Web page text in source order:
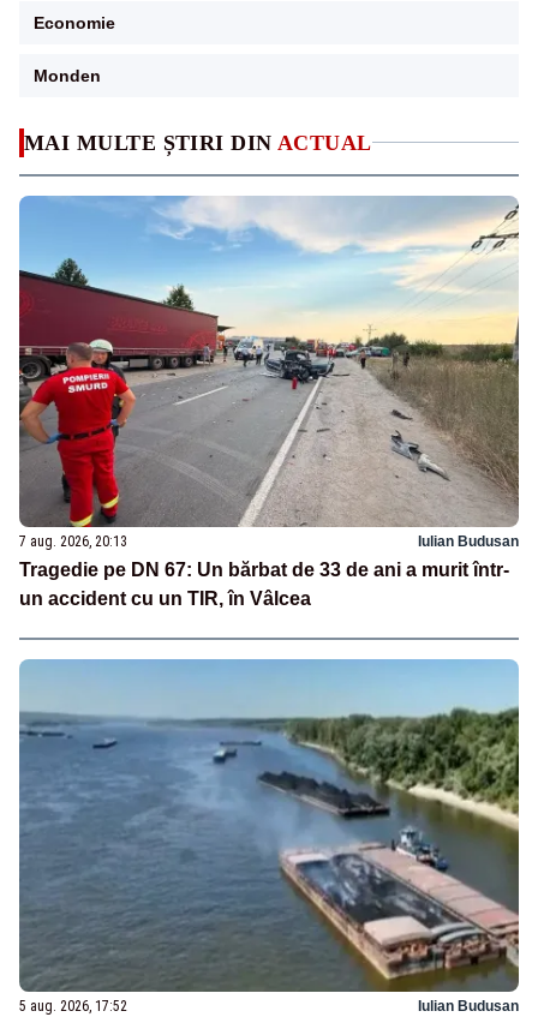
MAI MULTE ȘTIRI DIN ACTUAL
7 aug. 2026, 20:13 Iulian Budusan
Tragedie pe DN 67: Un bărbat de 33 de ani a murit într-
un accident cu un TIR, în Vâlcea
5 aug. 2026, 17:52 Iulian Budusan
Economie
Monden